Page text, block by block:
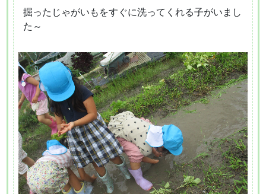
掘ったじゃがいもをすぐに洗ってくれる子がいまし
た～